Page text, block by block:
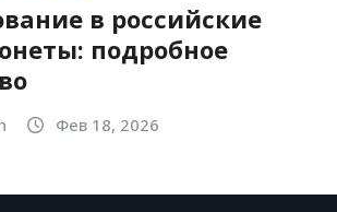
в российские
подробное
Фев 18, 2026